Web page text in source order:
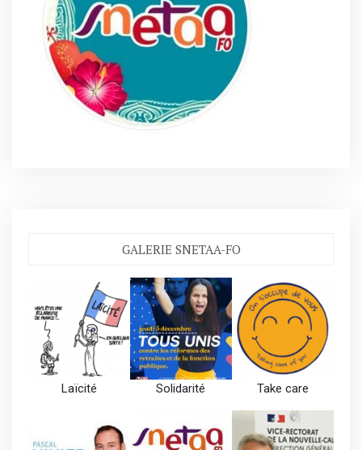
GALERIE SNETAA-FO
Laïcité Solidarité Take care